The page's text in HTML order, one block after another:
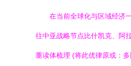
在当前全球化与区域经济
往中亚战略节点比什凯克、阿
重读体梳理 (将此优律原或：